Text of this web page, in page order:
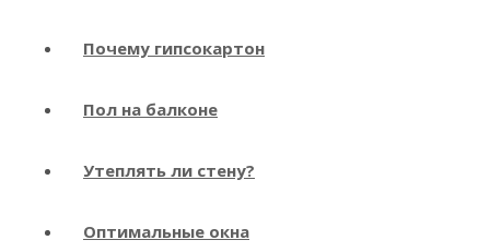
Почему гипсокартон
Пол на балконе
Утеплять ли стену?
Оптимальные окна